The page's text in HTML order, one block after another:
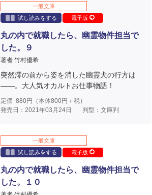
一般文庫
試し読みをする
電子版
丸の内で就職したら、幽霊物件担当で
した。９
著者 竹村優希
突然澪の前から姿を消した幽霊犬の行方は
――。大人気オカルトお仕事物語！
定価 880円（本体800円＋税）
発売日：2021年03月24日
判型：文庫判
一般文庫
試し読みをする
電子版
丸の内で就職したら、幽霊物件担当で
した。１０